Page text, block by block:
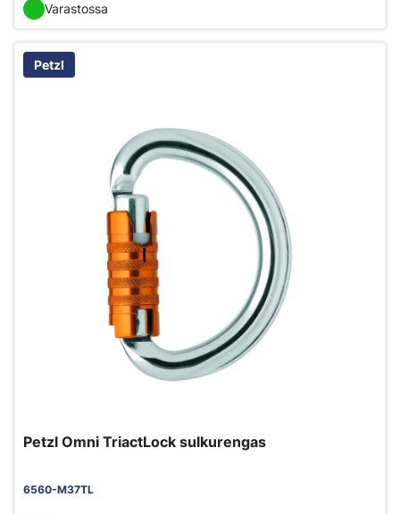
Varastossa
Petzl
Petzl Omni TriactLock sulkurengas
6560-M37TL